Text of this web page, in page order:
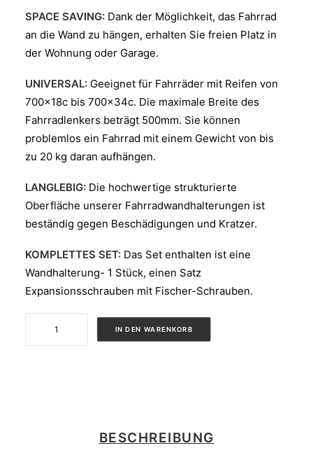
SPACE SAVING: Dank der Möglichkeit, das Fahrrad
an die Wand zu hängen, erhalten Sie freien Platz in
der Wohnung oder Garage.
UNIVERSAL: Geeignet für Fahrräder mit Reifen von
700x18c bis 700x34c. Die maximale Breite des
Fahrradlenkers beträgt 500mm. Sie können
problemlos ein Fahrrad mit einem Gewicht von bis
zu 20 kg daran aufhängen.
LANGLEBIG: Die hochwertige strukturierte
Oberfläche unserer Fahrradwandhalterungen ist
beständig gegen Beschädigungen und Kratzer.
KOMPLETTES SET: Das Set enthalten ist eine
Wandhalterung- 1 Stück, einen Satz
Expansionsschrauben mit Fischer-Schrauben.
IN DEN WARENKORB
BESCHREIBUNG